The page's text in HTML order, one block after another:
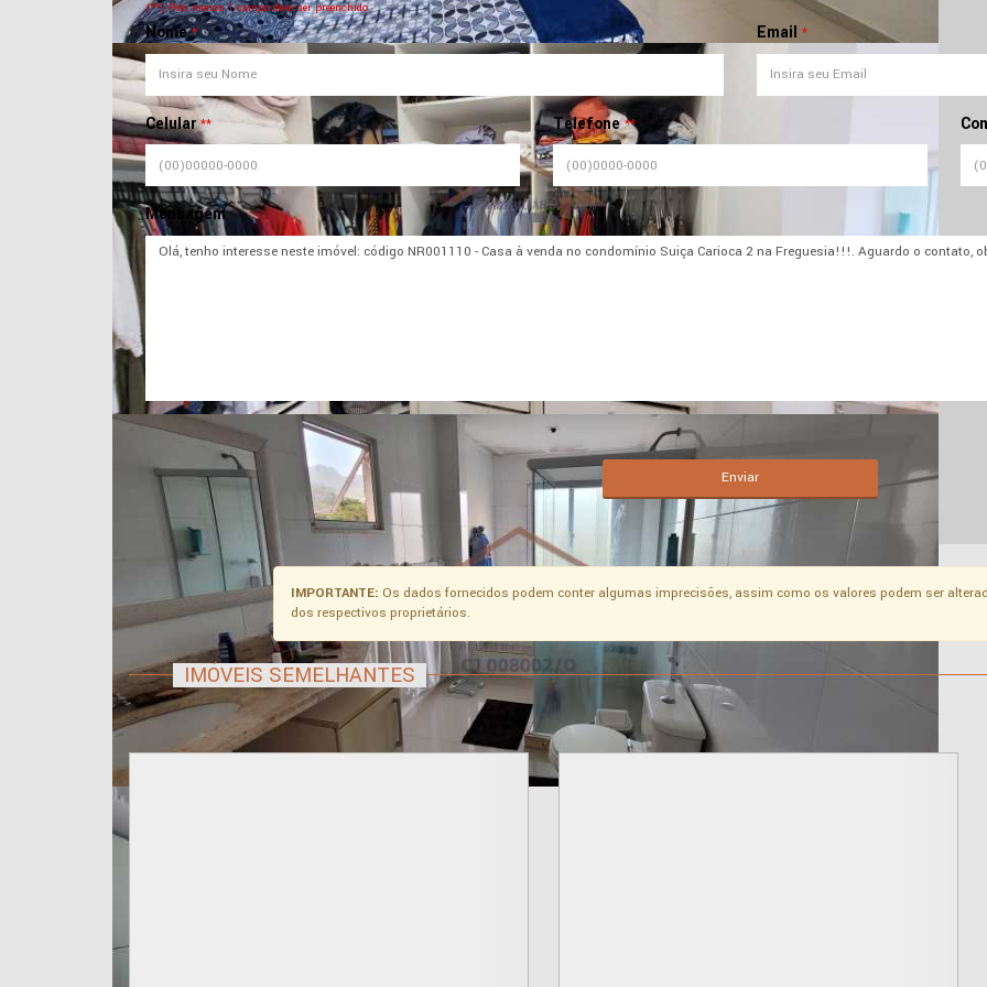
(**) Pelo menos 1 campo deve ser preenchido
Nome * Email *
Celular ** Telefone **
Mensagem
Enviar
IMPORTANTE: Os dados fornecidos podem conter algumas imprecisões, assim como os valores podem ser
dos respectivos proprietários.
IMÓVEIS SEMELHANTES